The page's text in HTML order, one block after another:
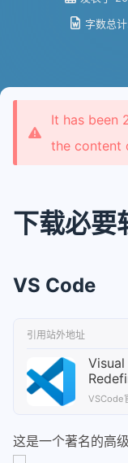
字数总
It has been
the content
下载必要
VS Code
引用站外地址
VSCode
这是一个著名的高